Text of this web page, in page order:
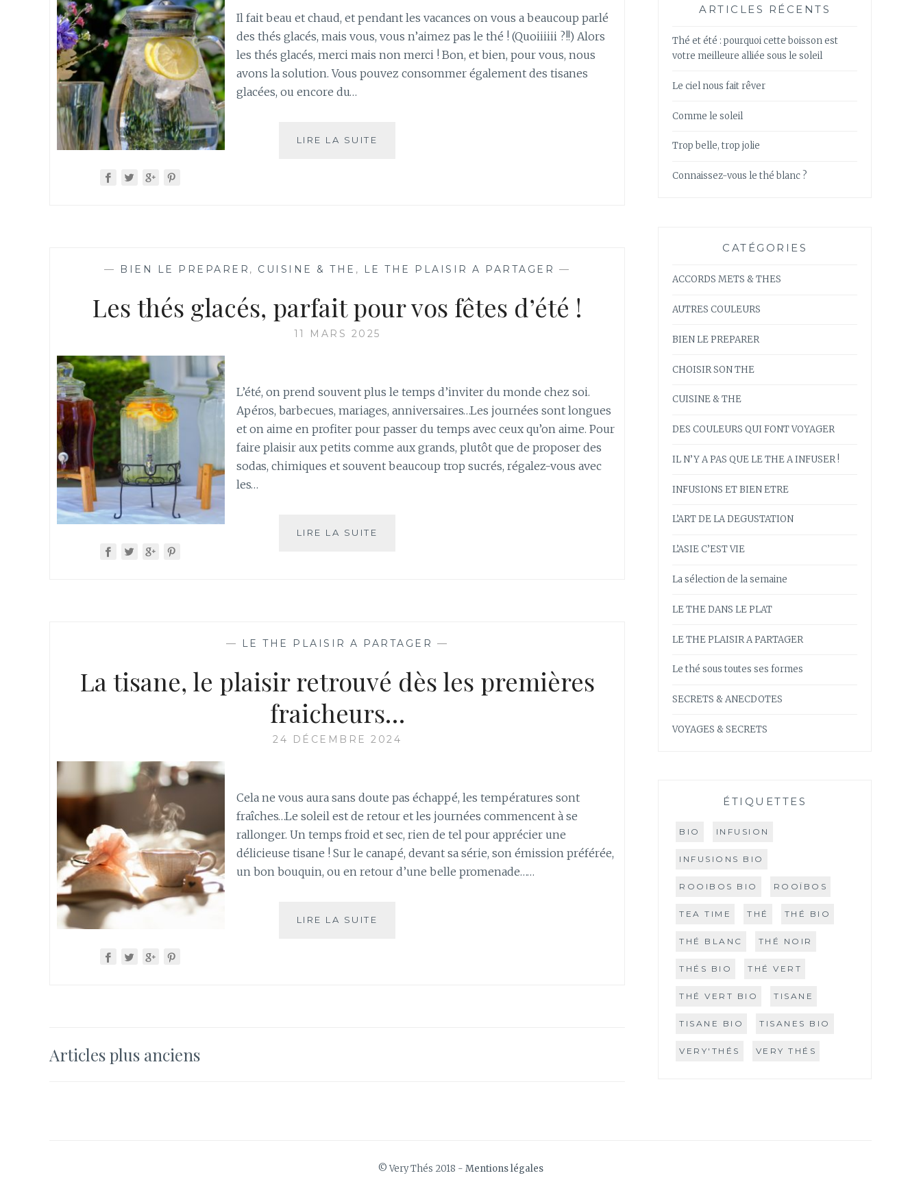
Il fait beau et chaud, et pendant les vacances on vous a beaucoup parlé
des thés glacés, mais vous, vous n’aimez pas le thé ! (Quoiiiiii ?!!) Alors
les thés glacés, merci mais non merci ! Bon, et bien, pour vous, nous
avons la solution. Vous pouvez consommer également des tisanes
glacées, ou encore du…
LIRE LA SUITE
— BIEN LE PREPARER , CUISINE & THE , LE THE PLAISIR A PARTAGER —
Les thés glacés, parfait pour vos fêtes d’été !
11 MARS 2025
L’été, on prend souvent plus le temps d’inviter du monde chez soi.
Apéros, barbecues, mariages, anniversaires…Les journées sont longues
et on aime en profiter pour passer du temps avec ceux qu’on aime. Pour
faire plaisir aux petits comme aux grands, plutôt que de proposer des
sodas, chimiques et souvent beaucoup trop sucrés, régalez-vous avec
les…
LIRE LA SUITE
D’ÉTÉ
— LE THE PLAISIR A PARTAGER —
La tisane, le plaisir retrouvé dès les premières
fraicheurs…
24 DÉCEMBRE 2024
Cela ne vous aura sans doute pas échappé, les températures sont
fraîches…Le soleil est de retour et les journées commencent à se
rallonger. Un temps froid et sec, rien de tel pour apprécier une
délicieuse tisane ! Sur le canapé, devant sa série, son émission préférée,
un bon bouquin, ou en retour d’une belle promenade……
LIRE LA SUITE
Navigation
Articles plus anciens
ARTICLES RÉCENTS
Thé et été : pourquoi cette boisson est
votre meilleure alliée sous le soleil
Le ciel nous fait rêver
Comme le soleil
Trop belle, trop jolie
Connaissez-vous le thé blanc ?
CATÉGORIES
ACCORDS METS & THES
AUTRES COULEURS
BIEN LE PREPARER
CHOISIR SON THE
CUISINE & THE
DES COULEURS QUI FONT VOYAGER
IL N’Y A PAS QUE LE THE A INFUSER !
INFUSIONS ET BIEN ETRE
L’ART DE LA DEGUSTATION
L’ASIE C’EST VIE
La sélection de la semaine
LE THE DANS LE PLAT
LE THE PLAISIR A PARTAGER
Le thé sous toutes ses formes
SECRETS & ANECDOTES
VOYAGES & SECRETS
ÉTIQUETTES
BIO INFUSION
INFUSIONS BIO
ROOIBOS BIO ROOÏBOS
TEA TIME THÉ THÉ BIO
THÉ BLANC THÉ NOIR
THÉS BIO THÉ VERT
THÉ VERT BIO TISANE
TISANE BIO TISANES BIO
VERY'THÉS VERY THÉS
© Very Thés 2018 - Mentions légales